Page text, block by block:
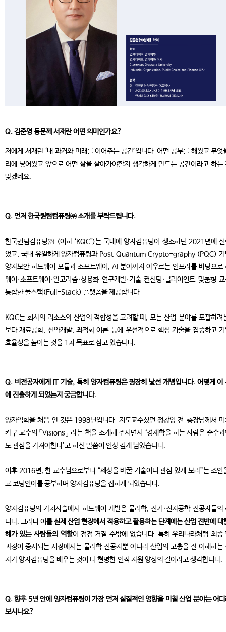
Q. 김준영 동문께 서재란 어떤 의미인가요?
저에게 서재란 ‘내 과거와 미래를 이어주는 공간’입니다. 어떤 공부를 해왔고 무엇
리에 넣어왔고 앞으로 어떤 삶을 살아가야할지 생각하게 만드는 공간이라고 하는
맞겠네요.
Q. 먼저 한국퀀텀컴퓨팅㈜ 소개를 부탁드립니다.
한국퀀텀컴퓨팅㈜ (이하 ‘KQC’)는 국내에 양자컴퓨팅이 생소하던 2021년에
었고, 국내 유일하게 양자컴퓨팅과 Post Quantum Crypto-graphy (PQC) 기
양자보안 하드웨어 모듈과 소프트웨어, AI 분야까지 아우르는 인프라를 바탕으로
웨어·소프트웨어·알고리즘·상용화 연구개발·기술 컨설팅·클라이언트 맞춤형
통합한 풀스택(Full-Stack) 플랫폼을 제공합니다.
KQC는 회사의 리소스와 산업의 적합성을 고려할 때, 모든 산업 분야를 포괄하려
보다 재료공학, 신약개발, 최적화 이론 등에 우선적으로 핵심 기술을 집중하고
효율성을 높이는 것을 1차 목표로 삼고 있습니다.
Q. 비전공자에게 IT 기술, 특히 양자컴퓨팅은 굉장히 낯선 개념입니다. 어떻게 이
에 진출하게 되었는지 궁금합니다.
양자역학을 처음 안 것은 1998년입니다. 지도교수셨던 정창영 전 총장님께서 미
카쿠 교수의 「Visions」 라는 책을 소개해 주시면서 ‘경제학을 하는 사람은 순수
도 관심을 가져야한다’고 하신 말씀이 인상 깊게 남았습니다.
이후 2016년, 한 교수님으로부터 “세상을 바꿀 기술이니 관심 있게 보라”는 조언
고 코딩언어를 공부하며 양자컴퓨팅을 접하게 되었습니다.
양자컴퓨팅의 가치사슬에서 하드웨어 개발은 물리학, 전기·전자공학 전공자들의
니다. 그러나 이를실제 산업 현장에서 적용하고 활용하는 단계에는 산업 전반에 대
해가 있는 사람들의 역할이 점점 커질 수밖에 없습니다. 특히 우리나라처럼 최종
과정이 중시되는 시장에서는 물리학 전공자뿐 아니라 산업의 고충을 잘 이해하는
자가 양자컴퓨팅을 배우는 것이 더 현명한 인적 자원 양성의 길이라고 생각합니다.
Q. 향후 5년 안에 양자컴퓨팅이 가장 먼저 실질적인 영향을 미칠 산업 분야는 어
보시나요?